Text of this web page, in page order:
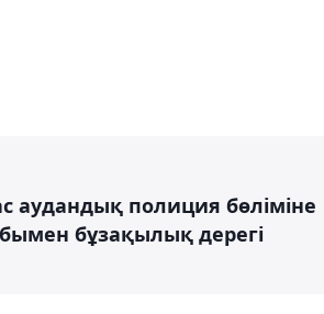
аудандық полиция бөліміне
бұзақылық дерегі